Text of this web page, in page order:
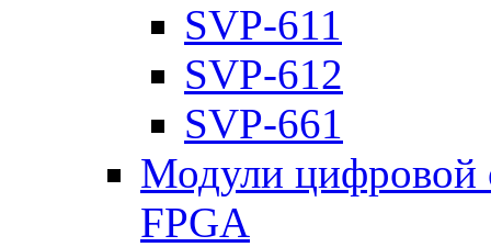
SVP-611
SVP-612
SVP-661
Модули цифровой
FPGA